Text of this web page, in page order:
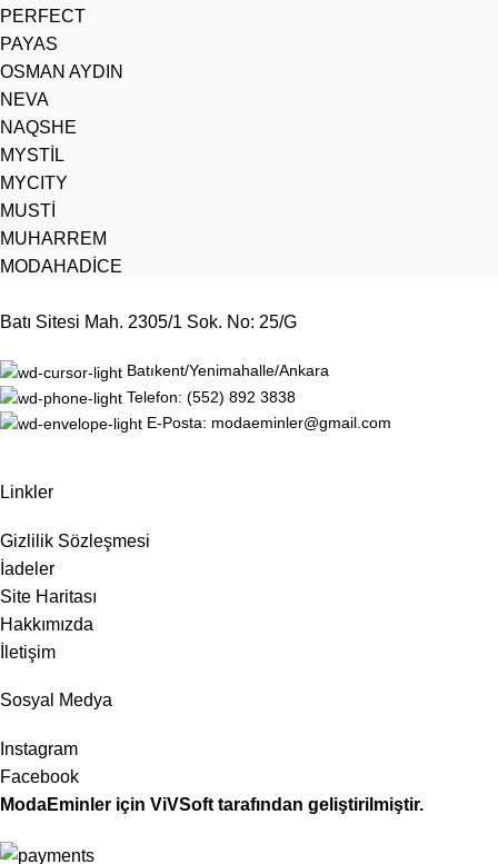
PERFECT
PAYAS
OSMAN AYDIN
NEVA
NAQSHE
MYSTİL
MYCITY
MUSTİ
MUHARREM
MODAHADİCE
Batı Sitesi Mah. 2305/1 Sok. No: 25/G
Batıkent/Yenimahalle/Ankara
Telefon: (552) 892 3838
E-Posta: modaeminler@gmail.com
Linkler
Gizlilik Sözleşmesi
İadeler
Site Haritası
Hakkımızda
İletişim
Sosyal Medya
Instagram
Facebook
ModaEminler için ViVSoft tarafından geliştirilmiştir.